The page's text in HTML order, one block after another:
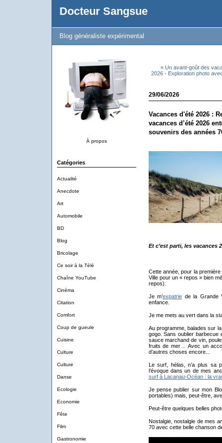
Docteur Sangsue
Blog généraliste expérimental
À propos
Catégories
Actualité
Anecdote
Art
Automobile
BD
Blog
Bricolage
Ce soir à la Télé
Chaîne YouTube
Cinéma
Citation
Comfort
Coup de gueule
Cuisine
Culture
Culture
Danse
Ecologie
Economie
Fête
Film
Gastronomie
« Un avant-goût des
2026 - Exploration photo
29/06/2026
Vacances d'été 2026 :
vacances d’été 2026
souvenirs des années
Et c’est parti, les vacances
Cette année, pour la
Ville pour un « repos » bien
repos).
Je m’expatrie de la Grande
enfance.
Je me mets au vert dans la
Au programme, balades sur
gogo. Sans oublier barbecue
sauce marchand de vin,
fruits de mer… Avec un
d’autres choses encore...
Le surf, hélas, n’a plus sa
l’évoque dans un de mes
surf à Lacanau-Océan : la
Je pense publier sur mon
portables) mais, peut-être,
Peut-être quelques belles
Nostalgie, nostalgie de mes
70 avec cette belle chanson